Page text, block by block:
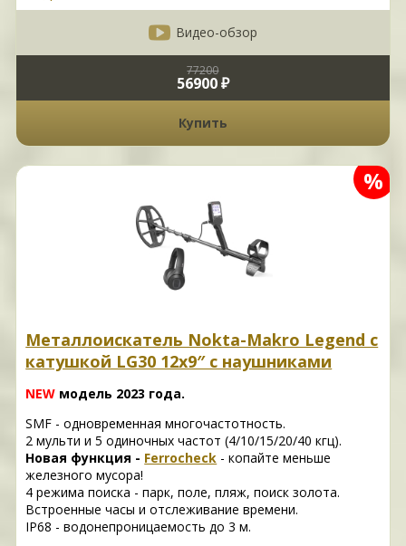
Видео-обзор
77200
56900 ₽
Купить
%
Металлоискатель Nokta-Makro Legend с
катушкой LG30 12x9″ с наушниками
NEW модель 2023 года.
SMF - одновременная многочастотность.
2 мульти и 5 одиночных частот (4/10/15/20/40 кгц).
Новая функция - Ferrocheck - копайте меньше
железного мусора!
4 режима поиска - парк, поле, пляж, поиск золота.
Встроенные часы и отслеживание времени.
IP68 - водонепроницаемость до 3 м.